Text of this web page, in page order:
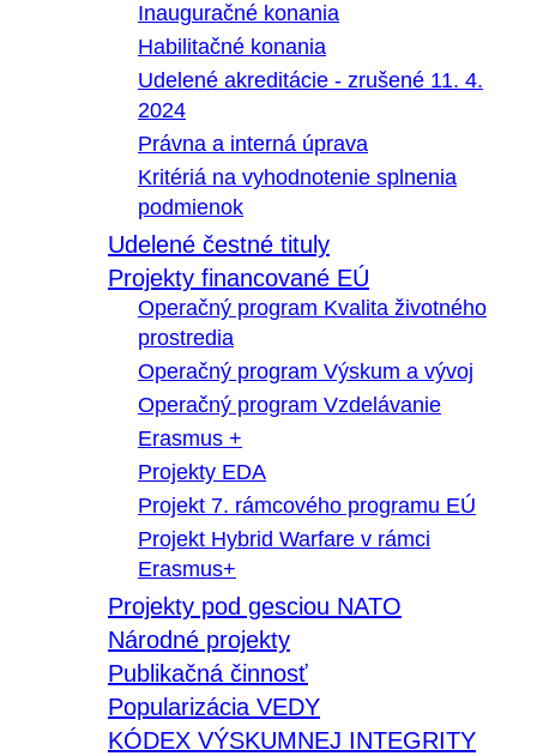
Inauguračné konania
Habilitačné konania
Udelené akreditácie - zrušené 11. 4.
2024
Právna a interná úprava
Kritériá na vyhodnotenie splnenia
podmienok
Udelené čestné tituly
Projekty financované EÚ
Operačný program Kvalita životného
prostredia
Operačný program Výskum a vývoj
Operačný program Vzdelávanie
Erasmus +
Projekty EDA
Projekt 7. rámcového programu EÚ
Projekt Hybrid Warfare v rámci
Erasmus+
Projekty pod gesciou NATO
Národné projekty
Publikačná činnosť
Popularizácia VEDY
KÓDEX VÝSKUMNEJ INTEGRITY